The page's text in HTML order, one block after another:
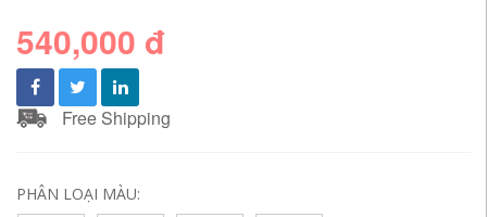
540,000 đ
Free Shipping
PHÂN LOẠI MÀU: